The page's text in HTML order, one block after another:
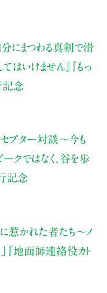
分にまつわる真剣で滑
はいけません』『もっ
記念
セプター対談～今も
ークではなく、谷を歩
行記念
惹かれた者たち〜ノ
『地面師連絡役カト